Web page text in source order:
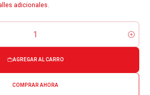
adicionales.
AGREGAR AL CARRO
COMPRAR AHORA